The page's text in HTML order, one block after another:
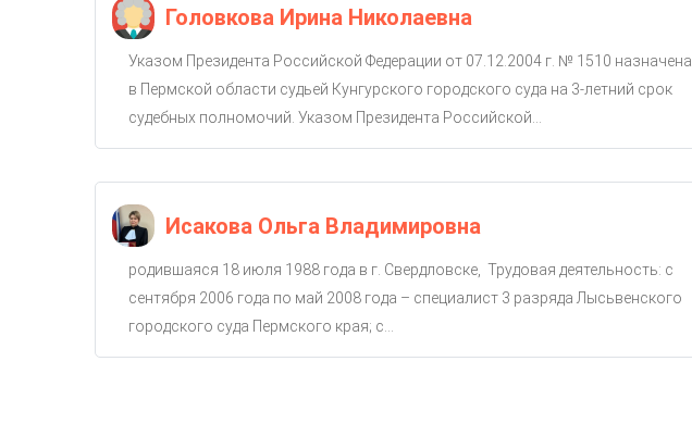
Головкова Ирина Николаевна
Указом Президента Российской Федерации от 07.12.2004 г. № 1510 назначена
в Пермской области судьей Кунгурского городского суда на 3-летний срок
судебных полномочий. Указом Президента Российской...
Исакова Ольга Владимировна
родившаяся 18 июля 1988 года в г. Свердловске, Трудовая деятельность: с
сентября 2006 года по май 2008 года – специалист 3 разряда Лысьвенского
городского суда Пермского края; с...